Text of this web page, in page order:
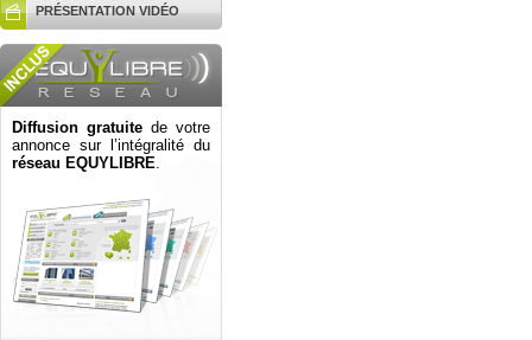
PRÉSENTATION VIDÉO
Diffusion gratuite de votre
annonce sur l’intégralité du
réseau EQUYLIBRE.